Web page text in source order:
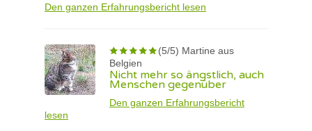
Den ganzen Erfahrungsbericht lesen
(5/5) Martine aus
Belgien
Nicht mehr so ängstlich, auch
Menschen gegenüber
Den ganzen Erfahrungsbericht
lesen